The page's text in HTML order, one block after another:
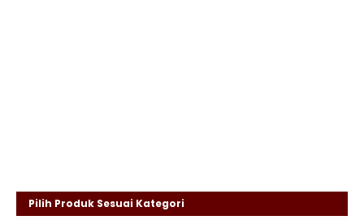
Pilih Produk Sesuai Kategori